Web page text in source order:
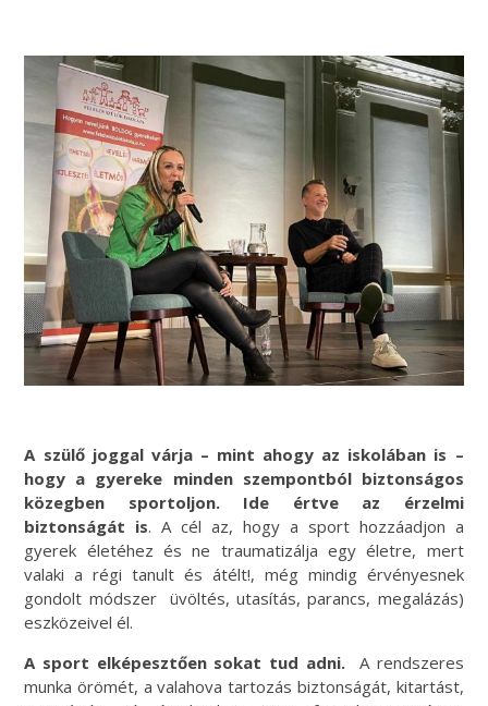
A szülő joggal várja – mint ahogy az iskolában is –
hogy a gyereke minden szempontból biztonságos
közegben sportoljon. Ide értve az érzelmi
biztonságát is. A cél az, hogy a sport hozzáadjon a
gyerek életéhez és ne traumatizálja egy életre, mert
valaki a régi tanult és átélt!, még mindig érvényesnek
gondolt módszer üvöltés, utasítás, parancs, megalázás)
eszközeivel él.
A sport elképesztően sokat tud adni.A rendszeres
munka örömét, a valahova tartozás biztonságát, kitartást,